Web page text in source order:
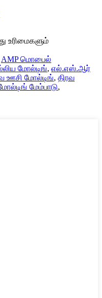
உரிமைகளும்
AMP மொபைல்
மோல்டிங், எல்.எஸ்.ஆர்
ஊசி மோல்டிங், திரவ
மேம்பாடு,